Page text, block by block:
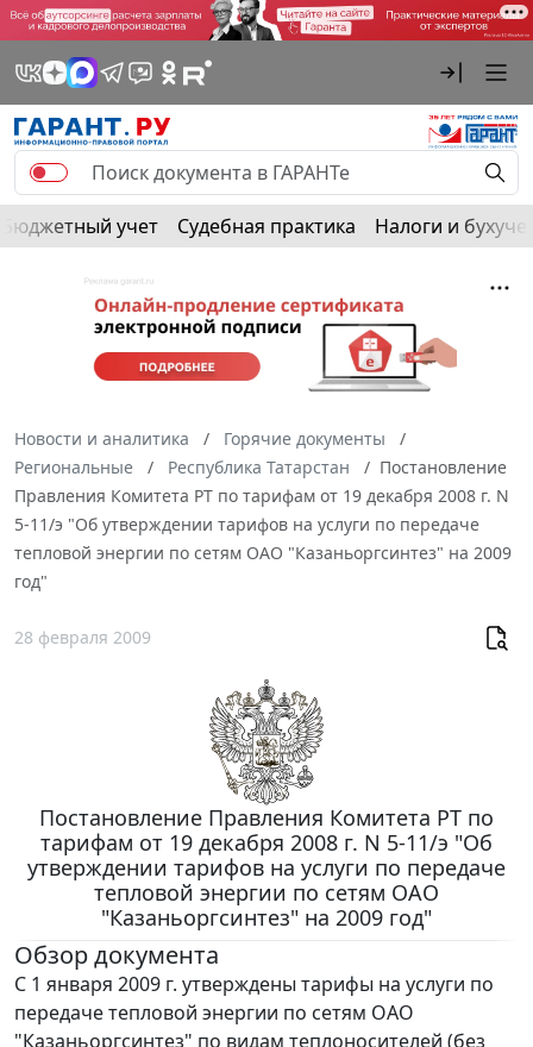
Бюджетный учет Судебная практика Налоги и
Новости и аналитика
Горячие документы
Региональные
Республика Татарстан
Постановление
Правления Комитета РТ по тарифам от 19 декабря 2008 г. N
5-11/э "Об утверждении тарифов на услуги по передаче
тепловой энергии по сетям ОАО "Казаньоргсинтез" на 2009
год"
28 февраля 2009
Постановление Правления Комитета РТ по
тарифам от 19 декабря 2008 г. N 5-11/э "Об
утверждении тарифов на услуги по передаче
тепловой энергии по сетям ОАО
"Казаньоргсинтез" на 2009 год"
Обзор документа
С 1 января 2009 г. утверждены тарифы на услуги по
передаче тепловой энергии по сетям ОАО
"Казаньоргсинтез" по видам теплоносителей (без